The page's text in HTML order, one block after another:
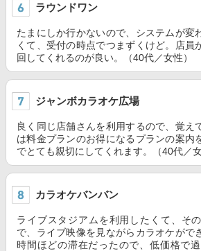
ラウンドワン
たまにしか行かないので、システムが変
くて、受付の時点でつまずくけど。店員
回してくれるのが良い。（40代／女性）
ジャンボカラオケ広場
良く同じ店舗さんを利用するので、覚え
は料金プランのお得になるプランの案内
でとても親切にしてくれます。（40代／女
カラオケバンバン
ライブスタジアムを利用したくて、そ
で、ライブ映像を見ながらカラオケがで
時間ほどの滞在だったので、低価格で